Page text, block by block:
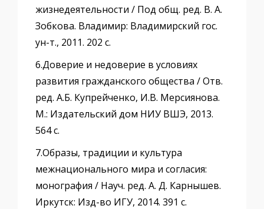
жизнедеятельности / Под общ. ред. В. А.
Зобкова. Владимир: Владимирский гос.
ун-т., 2011. 202 с.
6.Доверие и недоверие в условиях
развития гражданского общества / Отв.
ред. А.Б. Купрейченко, И.В. Мерсиянова.
М.: Издательский дом НИУ ВШЭ, 2013.
564 с.
7.Образы, традиции и культура
межнационального мира и согласия:
монография / Науч. ред. А. Д. Карнышев.
Иркутск: Изд-во ИГУ, 2014. 391 с.